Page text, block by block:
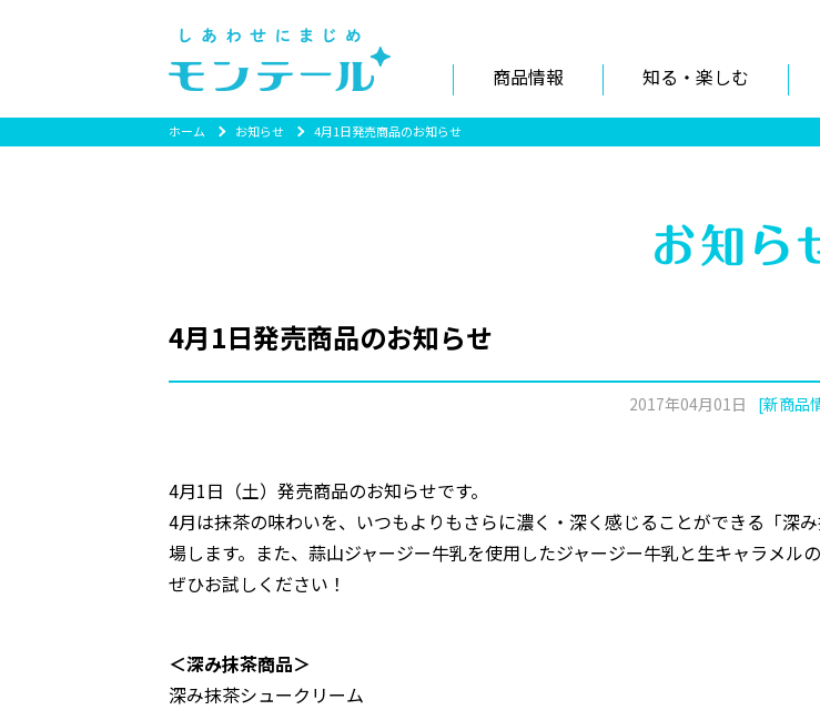
商品情報 知る・楽しむ
ホーム お知らせ 4月1日発売商品のお知らせ
4月1日発売商品のお知らせ
2017年04月01日 [新商品
4月1日（土）発売商品のお知らせです。
4月は抹茶の味わいを、いつもよりもさらに濃く・深く感じることができる「深
場します。また、蒜山ジャージー牛乳を使用したジャージー牛乳と生キャラメル
ぜひお試しください！
＜深み抹茶商品＞
深み抹茶シュークリーム